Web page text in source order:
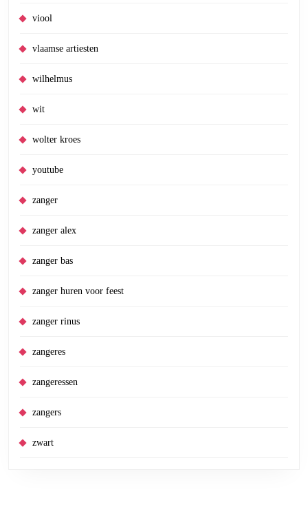
viool
vlaamse artiesten
wilhelmus
wit
wolter kroes
youtube
zanger
zanger alex
zanger bas
zanger huren voor feest
zanger rinus
zangeres
zangeressen
zangers
zwart